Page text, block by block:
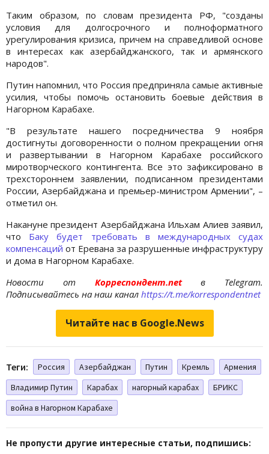
Таким образом, по словам президента РФ, "созданы
условия для долгосрочного и полноформатного
урегулирования кризиса, причем на справедливой основе
в интересах как азербайджанского, так и армянского
народов".
Путин напомнил, что Россия предприняла самые активные
усилия, чтобы помочь остановить боевые действия в
Нагорном Карабахе.
"В результате нашего посредничества 9 ноября
достигнуты договоренности о полном прекращении огня
и развертывании в Нагорном Карабахе российского
миротворческого контингента. Все это зафиксировано в
трехстороннем заявлении, подписанном президентами
России, Азербайджана и премьер-министром Армении", –
отметил он.
Накануне президент Азербайджана Ильхам Алиев заявил,
что Баку будет требовать в международных судах
компенсаций от Еревана за разрушенные инфраструктуру
и дома в Нагорном Карабахе.
Новости отКорреспондент.netв Telegram.
Подписывайтесь на наш канал https://t.me/korrespondentnet
Читайте нас в Google.News
Теги: Россия Азербайджан Путин Кремль
Армения
Владимир Путин
Карабах нагорный карабах
БРИКС
война в Нагорном Карабахе
Не пропусти другие интересные статьи, подпишись: